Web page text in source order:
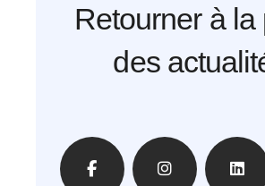
Retourner à la
des